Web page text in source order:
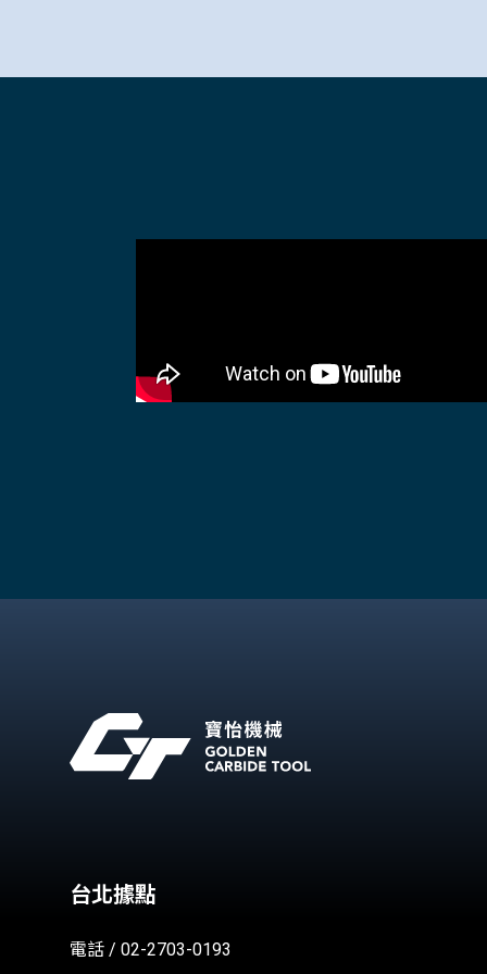
台北據點
電話 / 02-2703-0193